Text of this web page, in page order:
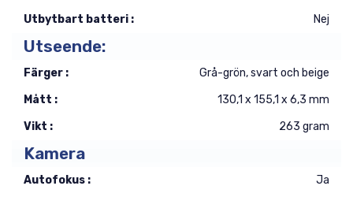
Utbytbart batteri :
Nej
Utseende:
Färger :
Grå-grön, svart och beige
Mått :
130,1 x 155,1 x 6,3 mm
Vikt :
263 gram
Kamera
Autofokus :
Ja